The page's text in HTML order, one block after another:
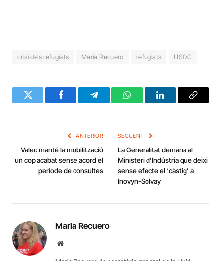
crisi dels refugiats Maria Recuero refugiats USOC
Twitter FacebookTelegramWhatsAppLinkedInCopy
ANTERIOR
Valeo manté la mobilització
un cop acabat sense acord el
període de consultes
SEGÜENT
La Generalitat demana al
Ministeri d’Indústria que deixi
sense efecte el ‘càstig’ a
Inovyn-Solvay
Maria Recuero
Website